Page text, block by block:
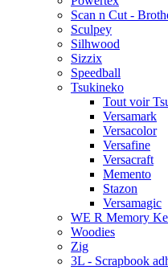
Scan n Cut -
Sculpey
Silhwood
Sizzix
Speedball
Tsukineko
Tout voir
Versamark
Versacolor
Versafine
Versacraft
Memento
Stazon
Versamagic
WE R Memory
Woodies
Zig
3L - Scrapbook